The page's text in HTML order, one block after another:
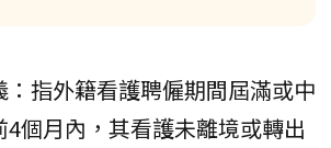
：指外籍看護聘僱期間屆滿或中
個月內，其看護未離境或轉出